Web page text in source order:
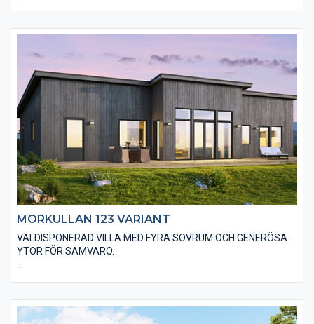
utan större takutsprång som belagts med plåt. Den moderna
fönsterfoder och knutbrädor. Du kan fritt välja alternativa
materialval för att ge huset din personliga touch.
MORKULLAN 123 VARIANT
VÄLDISPONERAD VILLA MED FYRA SOVRUM OCH GENERÖSA
YTOR FÖR SAMVARO.
karakteristiskt utseende. Vi klär huset med stående
slätspontad träpanel som med fördel målas med faluröd eller